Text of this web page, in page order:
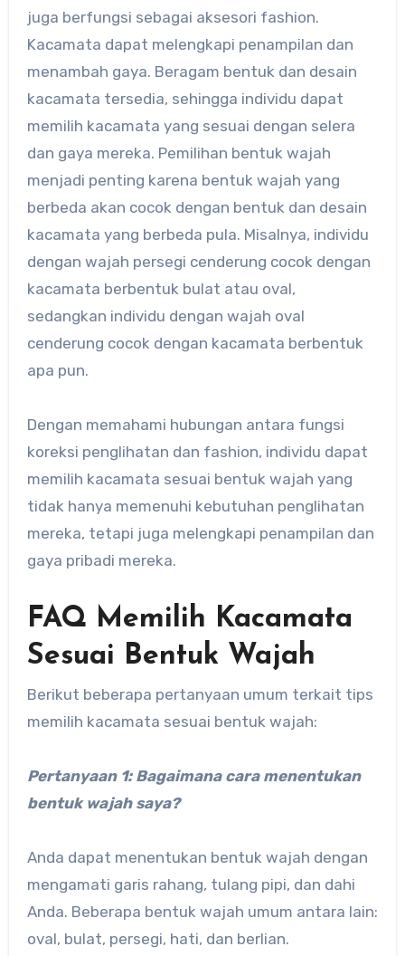
juga berfungsi sebagai aksesori fashion.
Kacamata dapat melengkapi penampilan dan
menambah gaya. Beragam bentuk dan desain
kacamata tersedia, sehingga individu dapat
memilih kacamata yang sesuai dengan selera
dan gaya mereka. Pemilihan bentuk wajah
menjadi penting karena bentuk wajah yang
berbeda akan cocok dengan bentuk dan desain
kacamata yang berbeda pula. Misalnya, individu
dengan wajah persegi cenderung cocok dengan
kacamata berbentuk bulat atau oval,
sedangkan individu dengan wajah oval
cenderung cocok dengan kacamata berbentuk
apa pun.
Dengan memahami hubungan antara fungsi
koreksi penglihatan dan fashion, individu dapat
memilih kacamata sesuai bentuk wajah yang
tidak hanya memenuhi kebutuhan penglihatan
mereka, tetapi juga melengkapi penampilan dan
gaya pribadi mereka.
FAQ Memilih Kacamata
Sesuai Bentuk Wajah
Berikut beberapa pertanyaan umum terkait tips
memilih kacamata sesuai bentuk wajah:
Pertanyaan 1: Bagaimana cara menentukan
bentuk wajah saya?
Anda dapat menentukan bentuk wajah dengan
mengamati garis rahang, tulang pipi, dan dahi
Anda. Beberapa bentuk wajah umum antara lain:
oval, bulat, persegi, hati, dan berlian.